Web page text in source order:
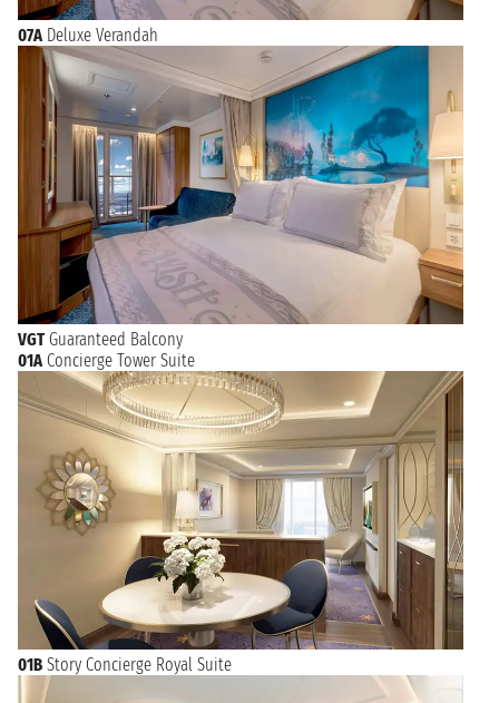
07A Deluxe Verandah
VGT Guaranteed Balcony
01A Concierge Tower Suite
01B Story Concierge Royal Suite